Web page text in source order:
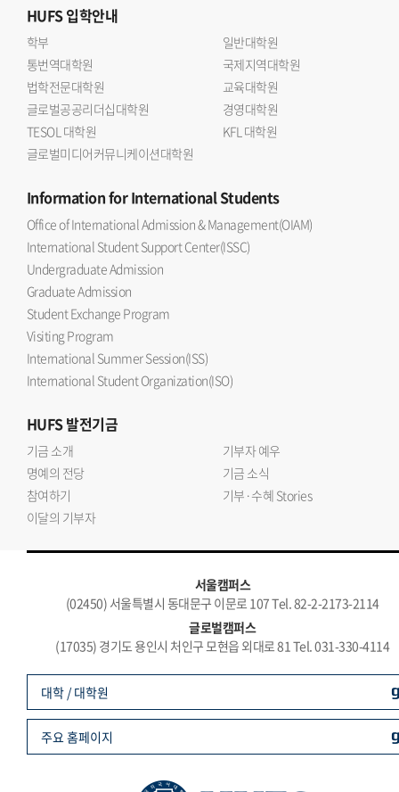
HUFS입학안내
학부
일반대학원
통번역대학원
국제지역대학원
법학전문대학원
교육대학원
글로벌공공리더십대학원
경영대학원
TESOL 대학원
KFL 대학원
글로벌미디어커뮤니케이션대학원
Informationfor International Students
Office of International Admission & Management(OIAM)
International Student Support Center(ISSC)
Undergraduate Admission
Graduate Admission
Student Exchange Program
Visiting Program
International Summer Session(ISS)
International Student Organization(ISO)
HUFS발전기금
기금 소개
기부자 예우
명예의 전당
기금 소식
참여하기
기부·수혜 Stories
이달의 기부자
서울캠퍼스
(02450) 서울특별시 동대문구 이문로 107 Tel. 82-2-2173-2114
글로벌캠퍼스
(17035) 경기도 용인시 처인구 모현읍 외대로 81 Tel. 031-330-4114
대학 / 대학원
주요 홈페이지